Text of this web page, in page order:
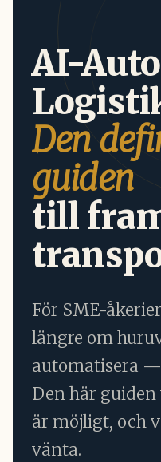
AI-
Den
guiden
till
För SME-
längre om
automatisera
Den här
är möjligt, och
vänta.